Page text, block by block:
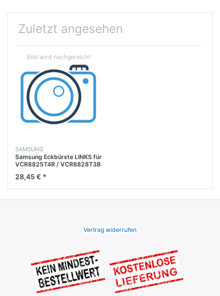
Zuletzt angesehen
SAMSUNG
Samsung Eckbürste LINKS für
VCR8825T4R / VCR8828T3B
VCR8830T1R
28,45 € *
Vertrag widerrufen